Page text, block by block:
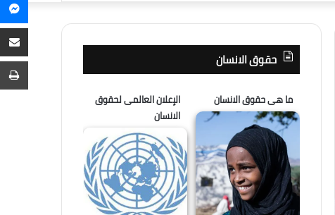
حقوق الانسان
ما هى حقوق الانسان
الإعلان العالمى لحقوق
الانسان